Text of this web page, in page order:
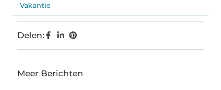
Vakantie
Delen:
Meer Berichten